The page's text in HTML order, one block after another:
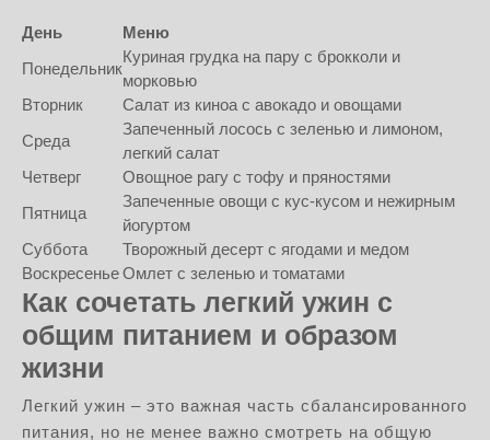
День
Меню
Понедельник
Куриная грудка на пару с брокколи и
морковью
Вторник
Салат из киноа с авокадо и овощами
Среда
Запеченный лосось с зеленью и лимоном,
легкий салат
Четверг
Овощное рагу с тофу и пряностями
Пятница
Запеченные овощи с кус-кусом и нежирным
йогуртом
Суббота
Творожный десерт с ягодами и медом
ВоскресеньеОмлет с зеленью и томатами
Как сочетать легкий ужин с
общим питанием и образом
жизни
Легкий ужин – это важная часть сбалансированного
питания, но не менее важно смотреть на общую